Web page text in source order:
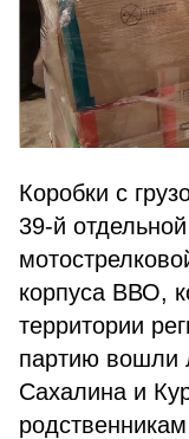
Коробки с
39-й
корпуса ВВО,
территории
партию вошли
Сахалина и